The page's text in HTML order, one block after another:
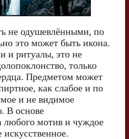
не одушевлёнными, по
это может быть икона.
и ритуалы, это не
только
Предметом может
как слабое и по
и не видимое
В основе
любого мотив и чуждое